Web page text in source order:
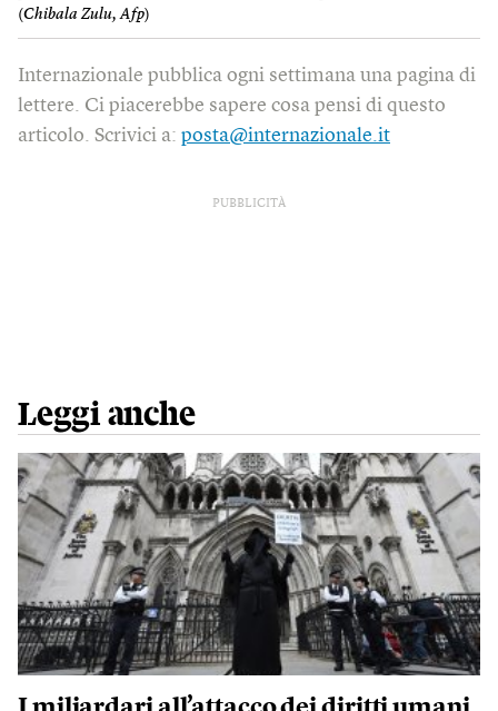
(Chibala Zulu, Afp)
Internazionale pubblica ogni settimana una pagina di
lettere. Ci piacerebbe sapere cosa pensi di questo
articolo. Scrivici a: posta@internazionale.it
PUBBLICITÀ
Leggi anche